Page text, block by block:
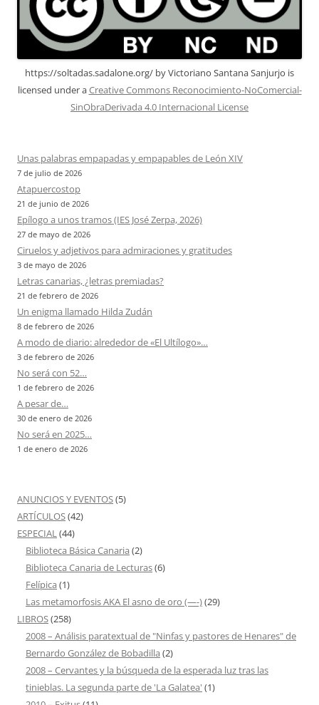
https://soltadas.sadalone.org/ byVictoriano Santana Sanjurjo is
licensed under aCreative Commons Reconocimiento-NoComercial-
SinObraDerivada 4.0 Internacional License
Unas palabras empapadas y empapables de León XIV
7 de julio de 2026
Atapuercostop
21 de junio de 2026
Epílogo a unos tramos (IES José Zerpa, 2026)
27 de mayo de 2026
Ciruelos y adjetivos para admiraciones y gratitudes
3 de mayo de 2026
Letras canarias, ¿letras premiadas?
21 de febrero de 2026
Un enigma llamado Hilda Zudán
8 de febrero de 2026
A modo de diario: alrededor de «El Ultílogo»…
3 de febrero de 2026
No será con 52…
1 de febrero de 2026
A pesar de…
30 de enero de 2026
No será en 2025…
1 de enero de 2026
ANUNCIOS Y EVENTOS(5)
ARTÍCULOS(42)
ESPECIAL(44)
Biblioteca Básica Canaria (2)
Biblioteca Canaria de Lecturas(6)
Felípica (1)
Las metamorfosis AKA El asno de oro (—-)(29)
LIBROS(258)
2008 – Análisis paratextual de "Ninfas y pastores de Henares" de
Bernardo González de Bobadilla (2)
2008 – Cervantes y la búsqueda de la esperada luz tras las
tinieblas. La segunda parte de 'La Galatea' (1)